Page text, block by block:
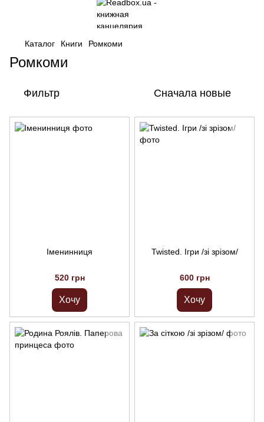
Каталог Книги Ромкоми
Ромкоми
Фильтр Сначала новые
Іменинниця
520 грн
Хочу
Twisted. Ігри /зі зрізом/
600 грн
Хочу